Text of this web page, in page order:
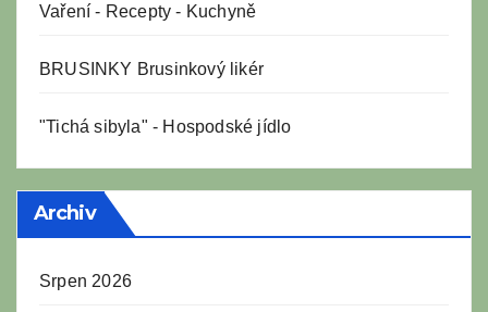
Vaření - Recepty - Kuchyně
BRUSINKY Brusinkový likér
"Tichá sibyla" - Hospodské jídlo
Archiv
Srpen 2026